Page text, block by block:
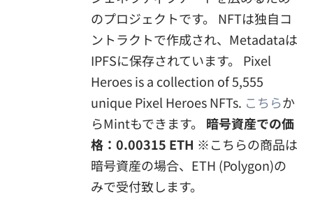
のプロジェクトです。 NFTは独自コ
ントラクトで作成され、Metadataは
IPFSに保存されています。 Pixel
Heroes is a collection of 5,555
unique Pixel Heroes NFTs. こちらか
らMintもできます。 暗号資産での価
格：0.00315 ETH ※こちらの商品は
暗号資産の場合、ETH (Polygon)の
みで受付致します。